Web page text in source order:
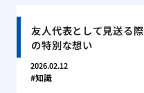
友人代表として見送る際
の特別な想い
2026.02.12
知識